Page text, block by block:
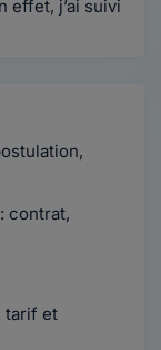
effet, j’ai suivi
contrat,
tarif et